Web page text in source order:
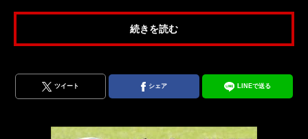
続きを読む
ツイート シェア LINEで送る